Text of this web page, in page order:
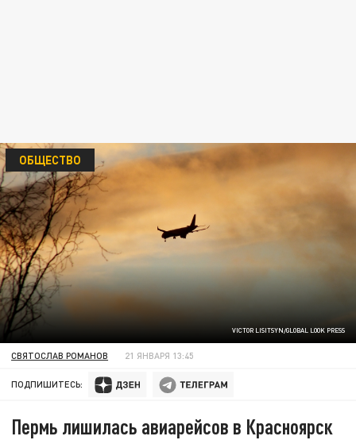
VICTOR LISITSYN/GLOBAL LOOK PRESS
ОБЩЕСТВО
СВЯТОСЛАВ РОМАНОВ 21 ЯНВАРЯ 13:45
ПОДПИШИТЕСЬ:
Пермь лишилась авиарейсов в Красноярск